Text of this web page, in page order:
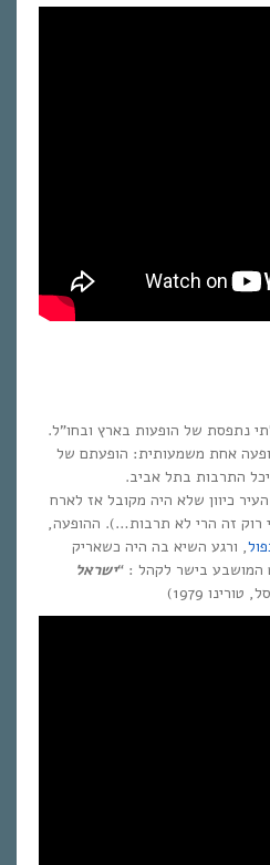
נתפסת של הופעות בארץ ובחו”ל.
אחת משמעותית: הופעתם של
התרבות בתל אביב.
כיוון שלא היה מקובל אז לארח
רוק זה הרי לא תרבות…). ההופעה,
, ורגע השיא בה היה כשאריק
המושבע בישר לקהל : “ישראל
1979)